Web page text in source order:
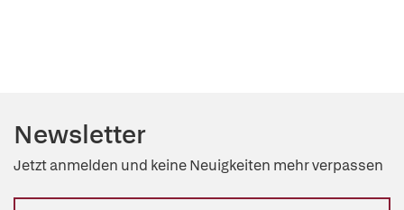
Newsletter
Jetzt anmelden und keine Neuigkeiten mehr verpassen